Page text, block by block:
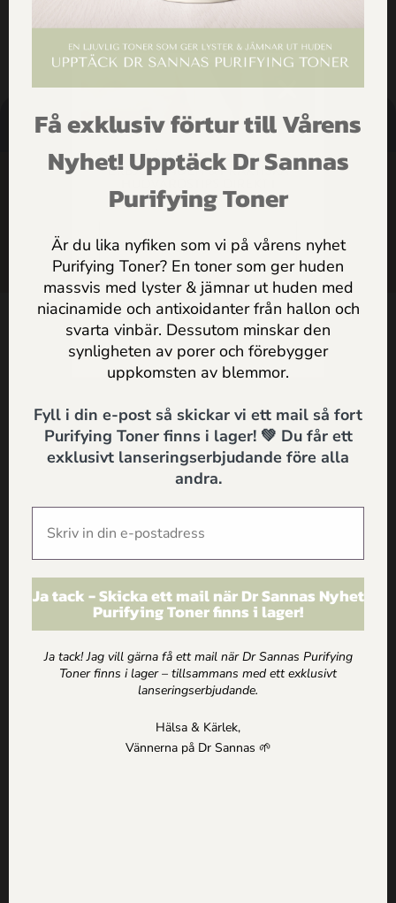
HANDLA HÄLSOTIPS SÖK SUPPORT
HEM
Kontakt
Dr Sannas Sweden AB
106 31 Stockholm
0735057443
info@drsannas.se
Information
Om alla texter på drsannas.se
Shop
Nya produkter
Kundkorg
Logga in
Få exklusiv förtur till Vårens
Nyhet! Upptäck Dr Sannas
Purifying Toner
Är du lika nyfiken som vi på vårens nyhet
Purifying Toner? En toner som ger huden
massvis med lyster & jämnar ut huden med
niacinamide och antixoidanter från hallon och
svarta vinbär. Dessutom minskar den
synligheten av porer och förebygger
uppkomsten av blemmor.
Fyll i din e-post så skickar vi ett mail så fort
Purifying Toner finns i lager! 💚 Du får ett
exklusivt lanseringserbjudande före alla
andra.
Ja tack - Skicka ett mail när Dr Sannas Nyhet
Purifying Toner finns i lager!
Ja tack! Jag vill gärna få ett mail när Dr Sannas Purifying
Toner finns i lager – tillsammans med ett exklusivt
lanseringserbjudande.
Hälsa & Kärlek,
Vännerna på Dr Sannas 🌱
FÅ INSPIRATION,
ERBJUDANDEN & PRAKTISKA
HUDVÅRDSTIPS DIREKT I
MAILEN
Jag godkännerDr Sannas
personuppgifts och integritetspolicy
SKICKA